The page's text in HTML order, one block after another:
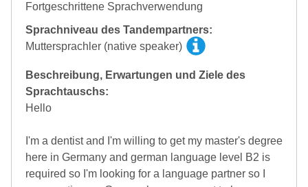
Fortgeschrittene Sprachverwendung
Sprachniveau des Tandempartners:
Muttersprachler (native speaker)
Beschreibung, Erwartungen und Ziele des
Sprachtauschs:
Hello
I'm a dentist and I'm willing to get my master's degree
here in Germany and german language level B2 is
required so I'm looking for a language partner so I